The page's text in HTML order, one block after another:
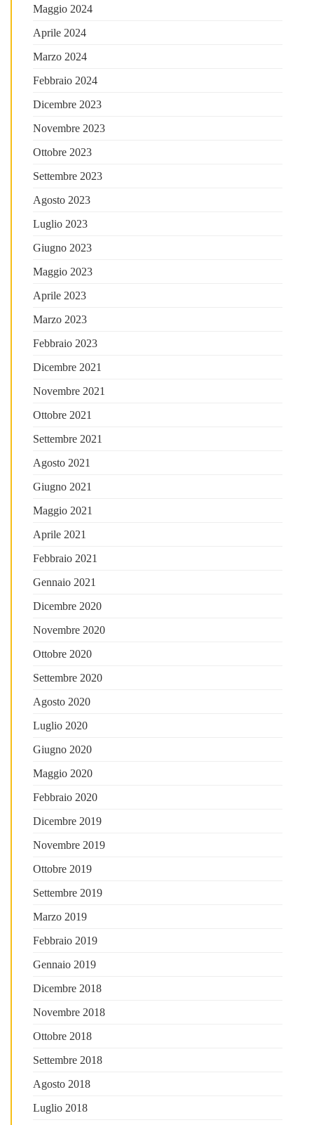
Maggio 2024
Aprile 2024
Marzo 2024
Febbraio 2024
Dicembre 2023
Novembre 2023
Ottobre 2023
Settembre 2023
Agosto 2023
Luglio 2023
Giugno 2023
Maggio 2023
Aprile 2023
Marzo 2023
Febbraio 2023
Dicembre 2021
Novembre 2021
Ottobre 2021
Settembre 2021
Agosto 2021
Giugno 2021
Maggio 2021
Aprile 2021
Febbraio 2021
Gennaio 2021
Dicembre 2020
Novembre 2020
Ottobre 2020
Settembre 2020
Agosto 2020
Luglio 2020
Giugno 2020
Maggio 2020
Febbraio 2020
Dicembre 2019
Novembre 2019
Ottobre 2019
Settembre 2019
Marzo 2019
Febbraio 2019
Gennaio 2019
Dicembre 2018
Novembre 2018
Ottobre 2018
Settembre 2018
Agosto 2018
Luglio 2018